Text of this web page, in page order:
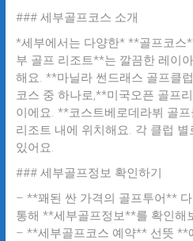
### 세부골프코스 소개
*세부에서는 다양한* **골프코스
부 골프 리조트**는 깔끔한 레이
해요. **마닐라 썬드래스 골프클
코스 중 하나로,**미국오픈 골프
이에요. **코스트베로데라뷔 골
리조트 내에 위치해요. 각 클럽
있어요.
### 세부골프정보 확인하기
– **꽤된 싼 가격의 골프투어**
통해 **세부골프정보**를 확인해
– **세부골프코스 예약** 선뜻